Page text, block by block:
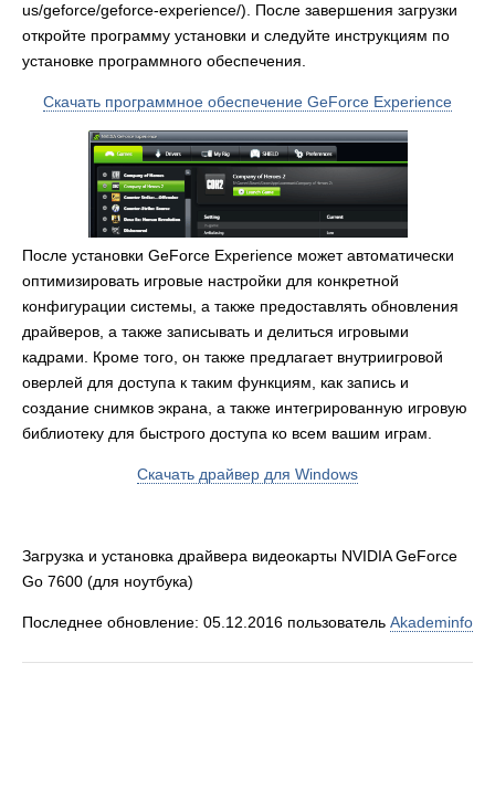
us/geforce/geforce-experience/). После завершения загрузки
откройте программу установки и следуйте инструкциям по
установке программного обеспечения.
Скачать программное обеспечение GeForce Experience
После установки GeForce Experience может автоматически
оптимизировать игровые настройки для конкретной
конфигурации системы, а также предоставлять обновления
драйверов, а также записывать и делиться игровыми
кадрами. Кроме того, он также предлагает внутриигровой
оверлей для доступа к таким функциям, как запись и
создание снимков экрана, а также интегрированную игровую
библиотеку для быстрого доступа ко всем вашим играм.
Скачать драйвер для Windows
Загрузка и установка драйвера видеокарты NVIDIA GeForce
Go 7600 (для ноутбука)
Последнее обновление: 05.12.2016 пользователь Akademinfo